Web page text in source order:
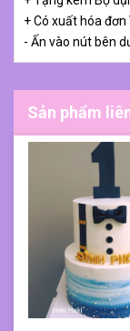
+ Có xuất hóa đơn
- Ấn vào nút bên
Sản phẩm